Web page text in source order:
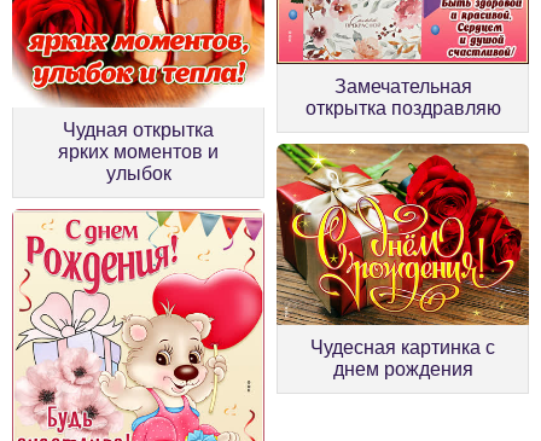
Чудная открытка
ярких моментов и
улыбок
Замечательная
открытка поздравляю
Чудесная картинка с
днем рождения